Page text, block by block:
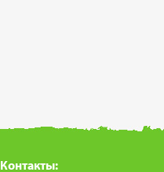
Контакты: